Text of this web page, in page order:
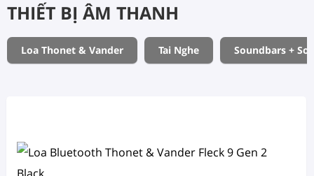
THIẾT BỊ ÂM THANH
Loa Thonet & Vander Tai Nghe Soundbars +